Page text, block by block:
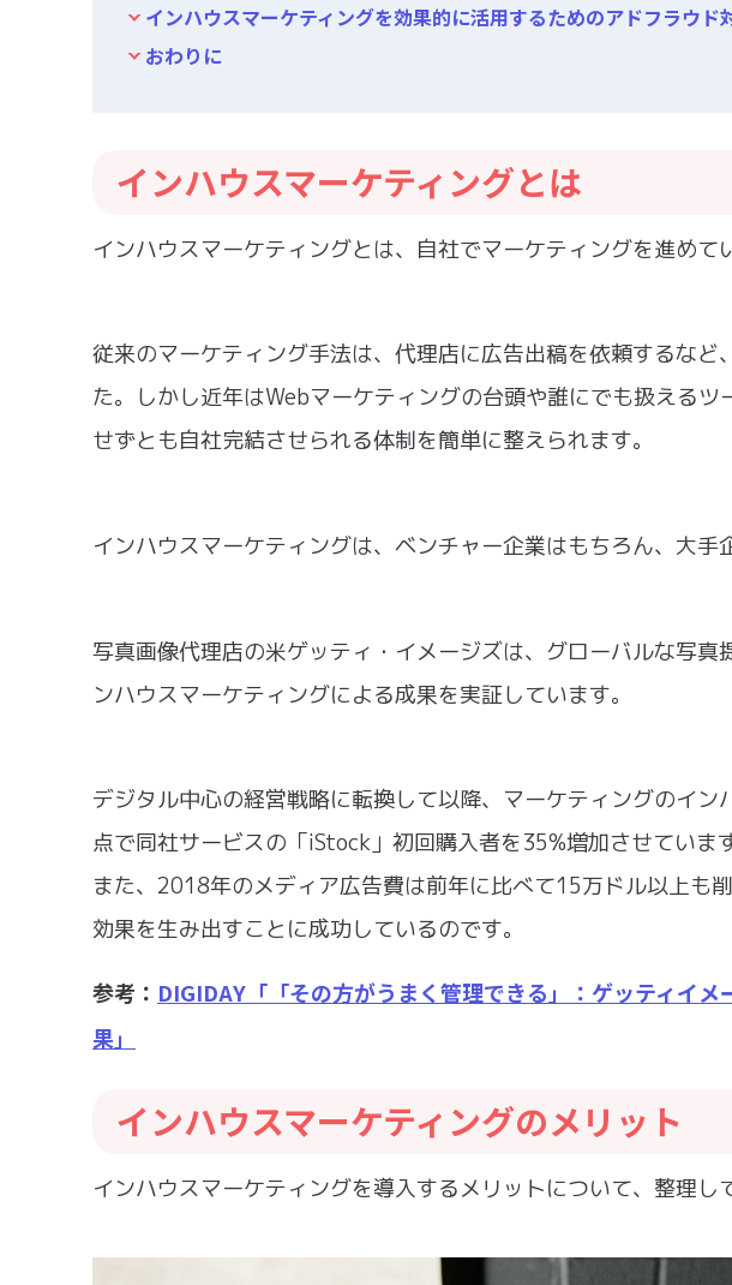
インハウスマーケティングを効果的に活用するためのアドフラウド
おわりに
インハウスマーケティングとは
インハウスマーケティングとは、自社でマーケティングを進めて
従来のマーケティング手法は、代理店に広告出稿を依頼するな
た。しかし近年はWebマーケティングの台頭や誰にでも扱える
せずとも自社完結させられる体制を簡単に整えられます。
インハウスマーケティングは、ベンチャー企業はもちろん、大手
写真画像代理店の米ゲッティ・イメージズは、グローバルな写
ンハウスマーケティングによる成果を実証しています。
デジタル中心の経営戦略に転換して以降、マーケティングのイ
点で同社サービスの「iStock」初回購入者を35%増加させています
また、2018年のメディア広告費は前年に比べて15万ドル以上も
効果を生み出すことに成功しているのです。
参考： DIGIDAY「「その方がうまく管理できる」：ゲッティイ
果」
インハウスマーケティングのメリット
インハウスマーケティングを導入するメリットについて、整理し